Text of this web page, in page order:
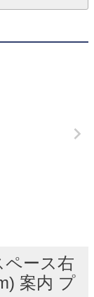
ペース右
案内 プ